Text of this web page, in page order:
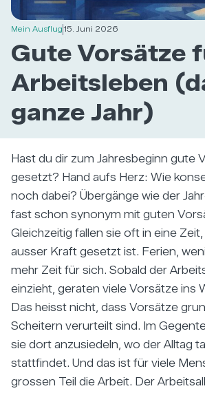
Mein Ausflug15. Juni 2026
Gute Vorsätze
Arbeitsleben
ganze Jahr)
Hast du dir zum Jahresbeginn gute
gesetzt? Hand aufs Herz: Wie
noch dabei? Übergänge wie der
fast schon synonym mit guten
Gleichzeitig fallen sie oft in eine
ausser Kraft gesetzt ist. Ferien,
mehr Zeit für sich. Sobald der
einzieht, geraten viele Vorsätze ins
Das heisst nicht, dass Vorsätze
Scheitern verurteilt sind. Im
sie dort anzusiedeln, wo der Alltag
stattfindet. Und das ist für viele
grossen Teil die Arbeit. Der